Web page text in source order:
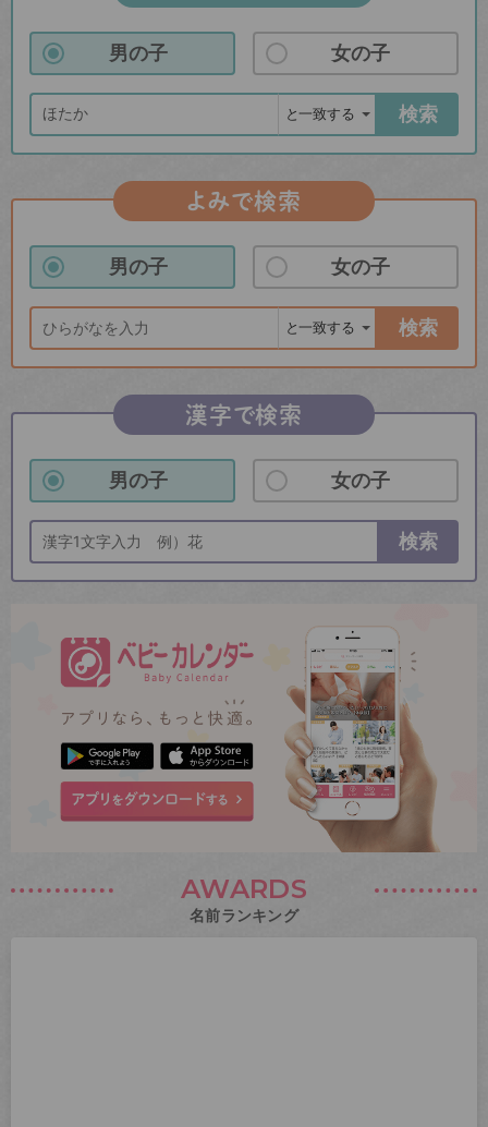
男の子 女の子
検索
よみで検索
男の子 女の子
検索
漢字で検索
男の子 女の子
検索
AWARDS
名前ランキング